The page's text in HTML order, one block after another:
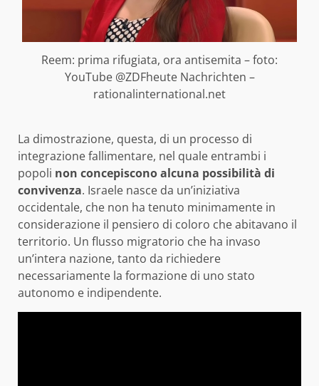
Reem: prima rifugiata, ora antisemita – foto:
YouTube @ZDFheute Nachrichten –
rationalinternational.net
La dimostrazione, questa, di un processo di
integrazione fallimentare, nel quale entrambi i
popoli non concepiscono alcuna possibilità di
convivenza. Israele nasce da un’iniziativa
occidentale, che non ha tenuto minimamente in
considerazione il pensiero di coloro che abitavano il
territorio. Un flusso migratorio che ha invaso
un’intera nazione, tanto da richiedere
necessariamente la formazione di uno stato
autonomo e indipendente.